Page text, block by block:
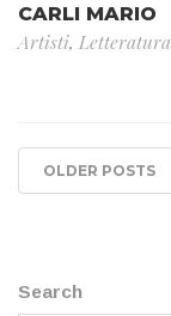
CARLI MARIO
Artisti, Letteratura
OLDER POSTS
Search